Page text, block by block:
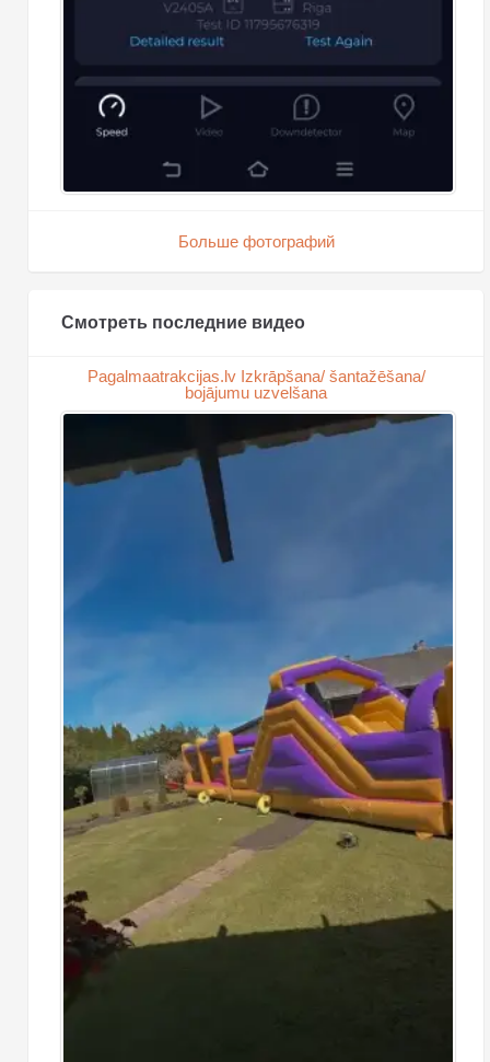
Больше фотографий
Смотреть последние видео
Pagalmaatrakcijas.lv Izkrāpšana/ šantažēšana/
bojājumu uzvelšana